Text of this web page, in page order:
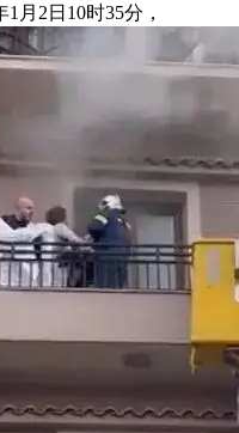
2日10时35分，